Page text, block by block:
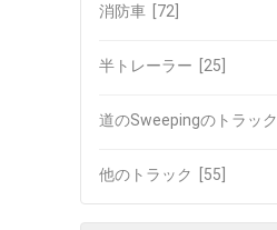
消防車 [72]
半トレーラー [25]
道のSweepingのトラック
他のトラック [55]